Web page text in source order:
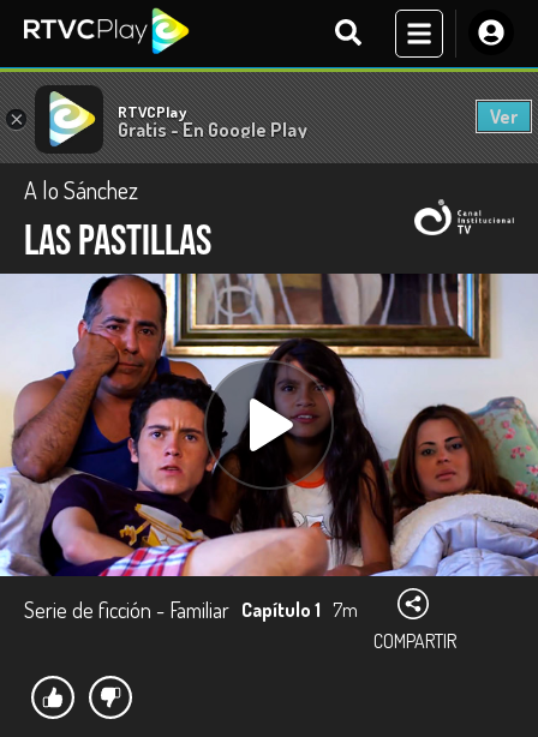
× RTVCPlay
Gratis - En Google Play
Ver
A lo Sánchez
Las pastillas
Serie de ficción - Familiar Capítulo 1 7m
COMPARTIR